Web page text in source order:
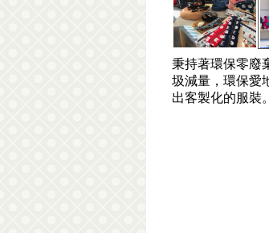
秉持著環保零廢
圾減量，環保愛
出客製化的服裝。